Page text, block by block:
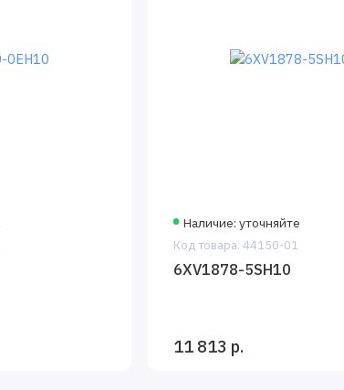
Наличие: уточняйте
Код товара: 44150-01
6XV1878-5SH10
11 813 р.